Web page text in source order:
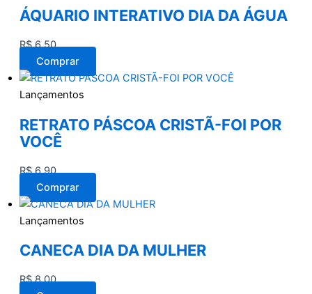
ÁQUARIO INTERATIVO DIA DA ÁGUA
R$6,50
Comprar
Lançamentos
RETRATO PÁSCOA CRISTÃ-FOI POR
VOCÊ
R$6,90
Comprar
Lançamentos
CANECA DIA DA MULHER
R$8,00